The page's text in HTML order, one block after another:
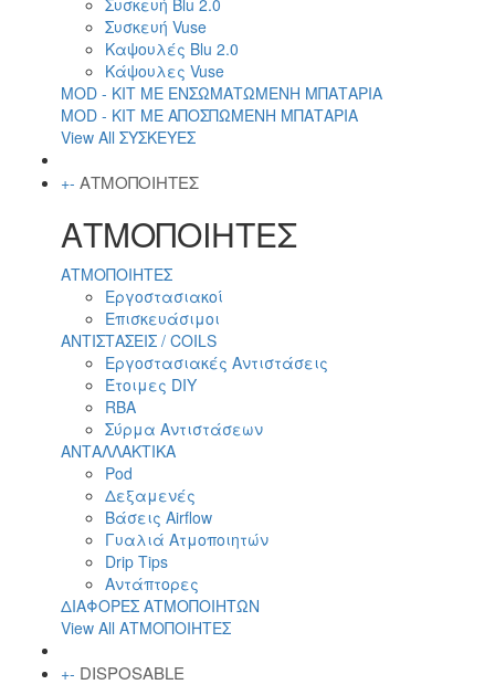
Συσκευή Blu 2.0
Συσκευή Vuse
Καψουλές Blu 2.0
Κάψουλες Vuse
MOD - KIT ΜΕ ΕΝΣΩΜΑΤΩΜΕΝΗ ΜΠΑΤΑΡΙΑ
MOD - KIT ΜΕ ΑΠΟΣΠΩΜΕΝΗ ΜΠΑΤΑΡΙΑ
View All ΣΥΣΚΕΥΕΣ
+- ΑΤΜΟΠΟΙΗΤΕΣ
ΑΤΜΟΠΟΙΗΤΕΣ
ΑΤΜΟΠΟΙΗΤΕΣ
Εργοστασιακοί
Επισκευάσιμοι
ΑΝΤΙΣΤΑΣΕΙΣ / COILS
Εργοστασιακές Αντιστάσεις
Έτοιμες DIY
RBA
Σύρμα Αντιστάσεων
ΑΝΤΑΛΛΑΚΤΙΚΑ
Pod
Δεξαμενές
Βάσεις Airflow
Γυαλιά Ατμοποιητών
Drip Tips
Αντάπτορες
ΔΙΑΦΟΡΕΣ ΑΤΜΟΠΟΙΗΤΩΝ
View All ΑΤΜΟΠΟΙΗΤΕΣ
+- DISPOSABLE